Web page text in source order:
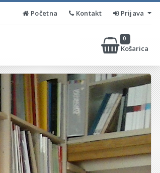
Početna Kontakt Prijava
Košarica
0